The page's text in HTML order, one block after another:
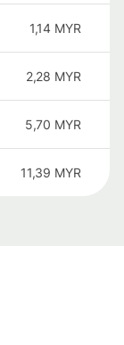
1,14 MYR
2,28 MYR
5,70 MYR
11,39 MYR